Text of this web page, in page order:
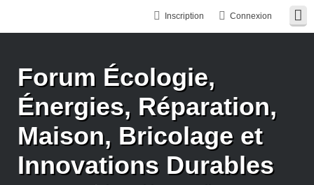
Connexion
Inscription
Forum Écologie,
Énergies, Réparation,
Maison, Bricolage et
Innovations Durables